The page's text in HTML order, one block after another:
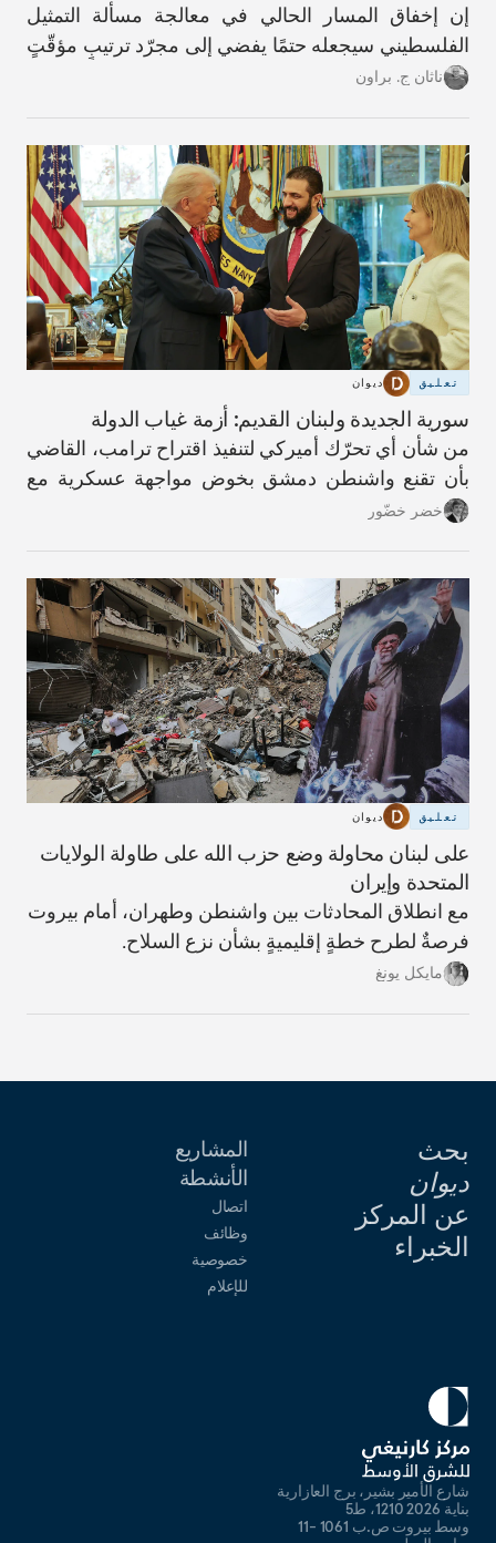
إن إخفاق المسار الحالي في معالجة مسألة التمثيل
الفلسطيني سيجعله حتمًا يفضي إلى مجرّد ترتيبٍ مؤقّتٍ
آخر.ناثان ج. براون
تعليق ديوان
سورية الجديدة ولبنان القديم: أزمة غياب الدولة
من شأن أي تحرّك أميركي لتنفيذ اقتراح ترامب، القاضي
بأن تقنع واشنطن دمشق بخوض مواجهة عسكرية مع
حزب الله، أن يؤدّي إلى عواقب كارثية.
خضر خضّور
تعليق ديوان
على لبنان محاولة وضع حزب الله على طاولة الولايات
المتحدة وإيران
مع انطلاق المحادثات بين واشنطن وطهران، أمام بيروت
فرصةٌ لطرح خطةٍ إقليميةٍ بشأن نزع السلاح.
مايكل يونغ
شارع الأمير بشير، برج العازارية
بناية 2026 1210، ط5
وسط بيروت ص.ب 1061 -11
بحث
ديوان
عن المركز
الخبراء
المشاريع
الأنشطة
اتصال
وظائف
خصوصية
للإعلام